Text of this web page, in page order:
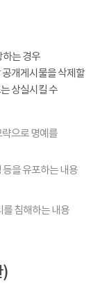
하는 경우
개게시물을 삭제할
상실시킬 수
으로 명예를
을 유포하는 내용
를 침해하는 내용
)